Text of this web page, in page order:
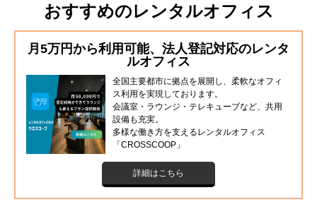
おすすめのレンタルオフィス
月5万円から利用可能、法人登記対応のレンタ
ルオフィス
全国主要都市に拠点を展開し、柔軟なオフィ
ス利用を実現しております。
会議室・ラウンジ・テレキューブなど、共用
設備も充実。
多様な働き方を支えるレンタルオフィス
「CROSSCOOP」
詳細はこちら